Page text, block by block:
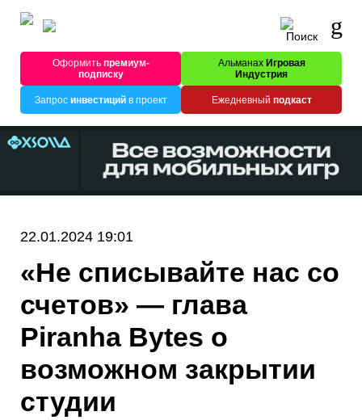
Оформитьпремиум-
подписку
Альманах Игровая
Индустрия
Запрос инвестицийв проект Ежедневный подкаст
22.01.2024 19:01
«Не списывайте нас со
счетов» — глава
Piranha Bytes о
возможном закрытии
студии